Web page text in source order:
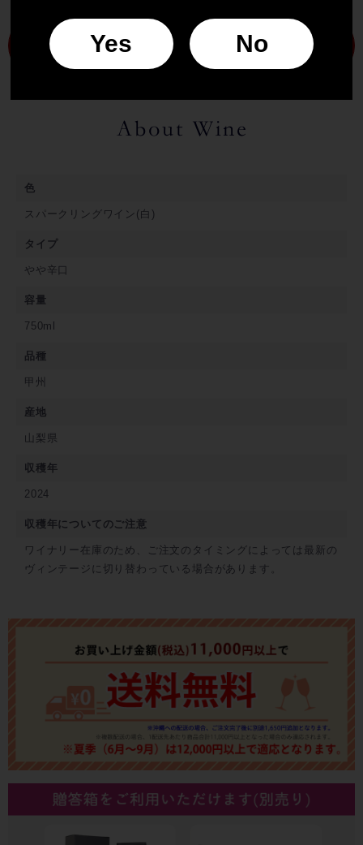
Yes No
購入する
色
スパークリングワイン(白)
タイプ
やや辛口
容量
750ml
品種
甲州
産地
山梨県
収穫年
2024
収穫年についてのご注意
ワイナリー在庫のため、ご注文のタイミングによっては最新の
ヴィンテージに切り替わっている場合があります。